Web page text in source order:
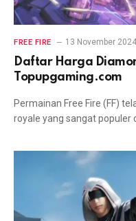
FREE FIRE 13 November 2024
Daftar Harga
Topupgaming.com
Permainan Free Fire (FF)
royale yang sangat populer